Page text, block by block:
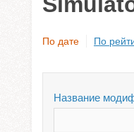
По дате По
Название